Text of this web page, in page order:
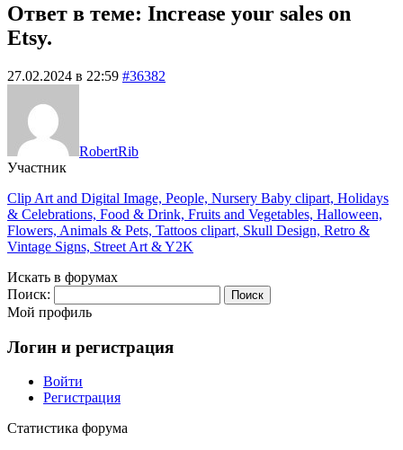
Ответ в теме: Increase your sales on
Etsy.
27.02.2024 в 22:59 #36382
RobertRib
Участник
Clip Art and Digital Image, People, Nursery Baby clipart, Holidays
& Celebrations, Food & Drink, Fruits and Vegetables, Halloween,
Flowers, Animals & Pets, Tattoos clipart, Skull Design, Retro &
Vintage Signs, Street Art & Y2K
Искать в форумах
Поиск:
Мой профиль
Логин и регистрация
Войти
Регистрация
Статистика форума